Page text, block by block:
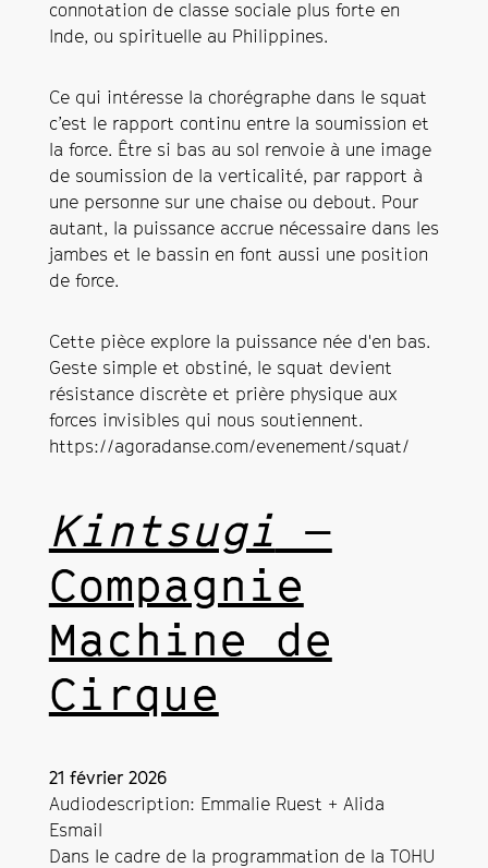
connotation de classe sociale plus forte en
Inde, ou spirituelle au Philippines.
Ce qui intéresse la chorégraphe dans le squat
c’est le rapport continu entre la soumission et
la force. Être si bas au sol renvoie à une image
de soumission de la verticalité, par rapport à
une personne sur une chaise ou debout. Pour
autant, la puissance accrue nécessaire dans les
jambes et le bassin en font aussi une position
de force.
Cette pièce explore la puissance née d'en bas.
Geste simple et obstiné, le squat devient
résistance discrète et prière physique aux
forces invisibles qui nous soutiennent.
https://agoradanse.com/evenement/squat/
Kintsugi —
Compagnie
Machine de
Cirque
21 février 2026
Audiodescription: Emmalie Ruest + Alida
Esmail
Dans le cadre de la programmation de la TOHU